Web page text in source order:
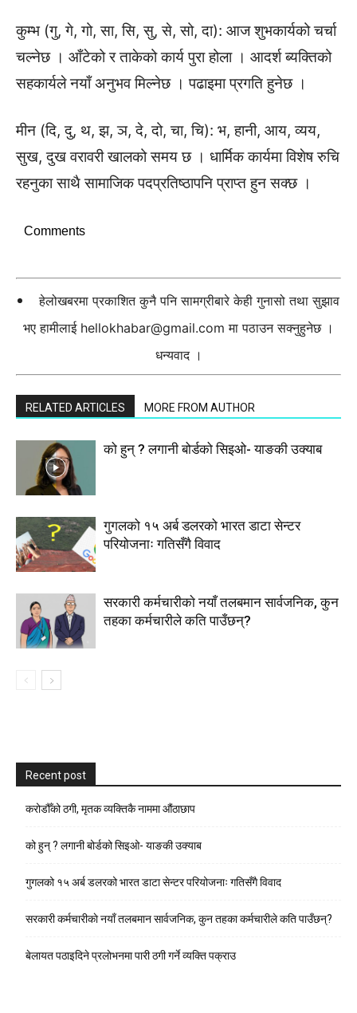
कुम्भ (गु, गे, गो, सा, सि, सु, से, सो, दा): आज शुभकार्यको चर्चा
चल्नेछ । आँटेको र ताकेको कार्य पुरा होला । आदर्श ब्यक्तिको
सहकार्यले नयाँ अनुभव मिल्नेछ । पढाइमा प्रगति हुनेछ ।
मीन (दि, दु, थ, झ, ञ, दे, दो, चा, चि): भ, हानी, आय, व्यय,
सुख, दुख वरावरी खालको समय छ । धार्मिक कार्यमा विशेष रुचि
रहनुका साथै सामाजिक पदप्रतिष्ठापनि प्राप्त हुन सक्छ ।
Comments
हेलोखबरमा प्रकाशित कुनै पनि सामग्रीबारे केही गुनासो तथा सुझाव
भए हामीलाई hellokhabar@gmail.com मा पठाउन सक्नुहुनेछ ।
धन्यवाद ।
RELATED ARTICLES MORE FROM AUTHOR
को हुन् ? लगानी बोर्डको सिइओ- याङकी उक्याब
गुगलको १५ अर्ब डलरको भारत डाटा सेन्टर
परियोजनाः गतिसँगै विवाद
सरकारी कर्मचारीकाे नयाँ तलबमान सार्वजनिक, कुन
तहका कर्मचारीले कति पाउँछन्?
Recent post
करोडौँको ठगी, मृतक व्यक्तिकै नाममा औंठाछाप
को हुन् ? लगानी बोर्डको सिइओ- याङकी उक्याब
गुगलको १५ अर्ब डलरको भारत डाटा सेन्टर परियोजनाः गतिसँगै विवाद
सरकारी कर्मचारीकाे नयाँ तलबमान सार्वजनिक, कुन तहका कर्मचारीले कति पाउँछन्?
बेलायत पठाइदिने प्रलाेभनमा पारी ठगी गर्ने व्यक्ति पक्राउ